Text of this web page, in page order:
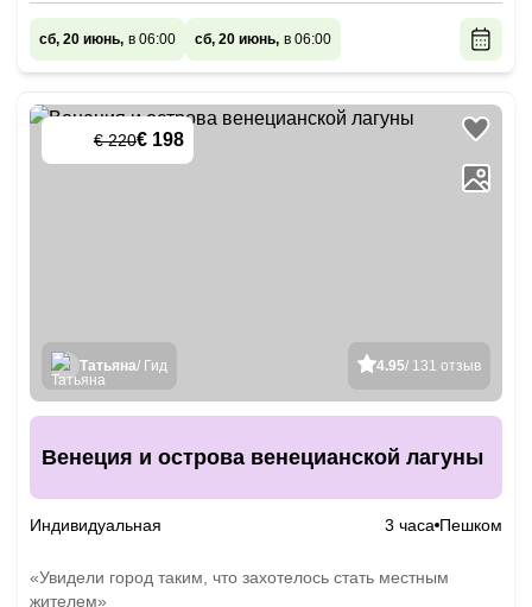
сб, 20 июнь, в 06:00 сб, 20 июнь, в 06:00
€ 220€ 198
4.95/ 131 отзыв
Татьяна/ Гид
Венеция и острова венецианской лагуны
Индивидуальная 3 часа Пешком
«Увидели город таким, что захотелось стать местным
жителем»